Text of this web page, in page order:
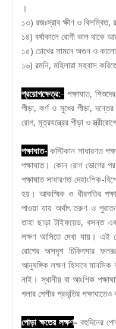
।
১৩) রজঃস্রাব ক্ষীণ ও বিলম্বিত,
১৪) বর্ষাকালে রোগী ভাল থাকে
১৫) চোখের সামনে অগুন ও কালো
১৬) রমনি, মহিলারা সহবাস
প্রয়োগক্ষেত্র:- পক্ষাঘাত,
পীড়া, কর্ণ ও মুখের পীড়া,
রোগ, মূত্রযন্ত্রের পীড়া ও
পক্ষাঘাত- কস্টিকান সাধারণত
পক্ষাঘাত। কোন রোগ ভোগের পর
পক্ষাঘাত সাধারণত দেহাংশিক-
হয়। আকস্মিক ও ধীরগতির
পাওয়া যায় অর্থাৎ তরুণ ও
তাহা ছাড়া টাইফয়েড, বসন্ত
লক্ষণ আসিতে দেখা যায়। এই
রোগের অসদৃশ চিকিৎসার
আনুষঙ্গিক লক্ষণ হিসাবে
নাই। স্থানীয় বা আংশিক
গলার পেশীর প্রভৃতির পক্ষাঘাতেও
পোড়া ক্ষতের লক্ষণ- বহুদিনের